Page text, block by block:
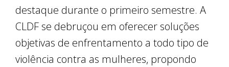
destaque durante o primeiro semestre. A
CLDF se debruçou em oferecer soluções
objetivas de enfrentamento a todo tipo de
violência contra as mulheres, propondo